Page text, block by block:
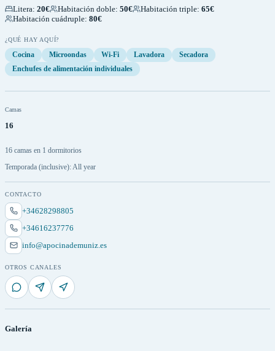
Litera: 20€ Habitación doble: 50€ Habitación triple: 65€
Habitación cuádruple: 80€
¿QUÉ HAY AQUÍ?
Cocina Microondas Wi-Fi Lavadora
Secadora
Enchufes de alimentación individuales
Camas
16
16 camas en 1 dormitorios
Temporada (inclusive): All year
CONTACTO
+34628298805
+34616237776
info@apocinademuniz.es
OTROS CANALES
Galería